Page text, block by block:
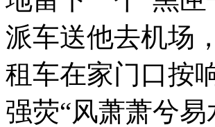
派车送他去机场
租车在家门口按
强荧“风萧萧兮